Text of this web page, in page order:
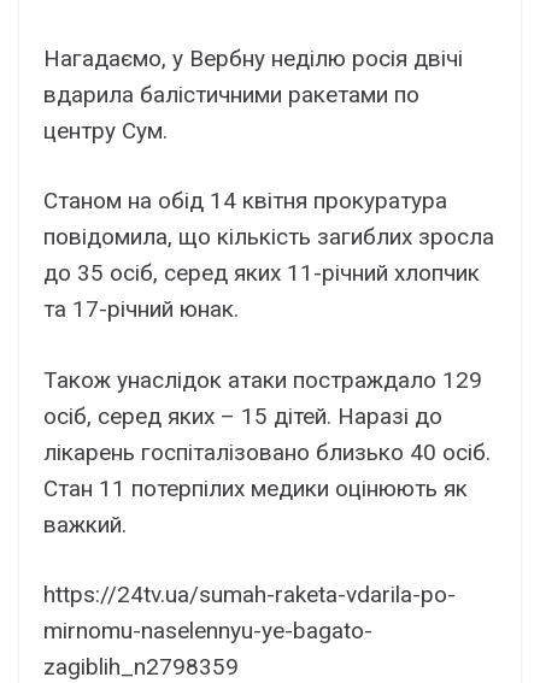
Нагадаємо, у Вербну неділю pосія двічі
вдарила балістичними ракетами по
центру Сум.
Станом на обід 14 квітня прокуратура
повідомила, що кількість загиблих зросла
до 35 осіб, серед яких 11-річний хлопчик
та 17-річний юнак.
Також унаслідок атаки постраждало 129
осіб, серед яких – 15 дітей. Наразі до
лікарень госпіталізовано близько 40 осіб.
Стан 11 потерпілих медики оцінюють як
важкий.
https://24tv.ua/sumah-raketa-vdarila-po-
mirnomu-naselennyu-ye-bagato-
zagiblih_n2798359